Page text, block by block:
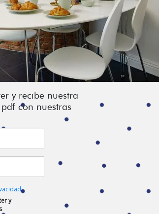
y recibe nuestra
con nuestras
y